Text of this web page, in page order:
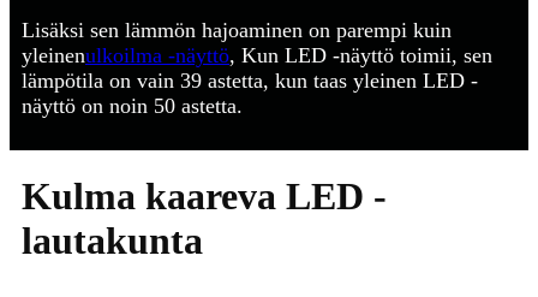
Lisäksi sen lämmön hajoaminen on parempi kuin
yleinenulkoilma -näyttö, Kun LED -näyttö toimii, sen
lämpötila on vain 39 astetta, kun taas yleinen LED -
näyttö on noin 50 astetta.
Kulma kaareva LED -
lautakunta